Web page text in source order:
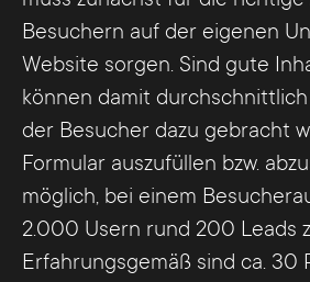
Besuchern auf der eigenen
Website sorgen. Sind gute
können damit
der Besucher dazu gebracht
Formular auszufüllen bzw.
möglich, bei einem
2.000 Usern rund 200 Leads
Erfahrungsgemäß sind ca. 30